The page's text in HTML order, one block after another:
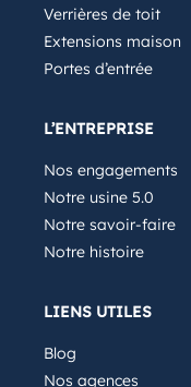
Verrières de toit
Extensions maison
Portes d’entrée
L’ENTREPRISE
Nos engagements
Notre usine 5.0
Notre savoir-faire
Notre histoire
LIENS UTILES
Blog
Nos agences